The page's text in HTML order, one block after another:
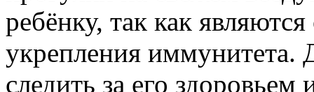
ребёнку, так как
укрепления иммунитета.
следить за его здоровьем